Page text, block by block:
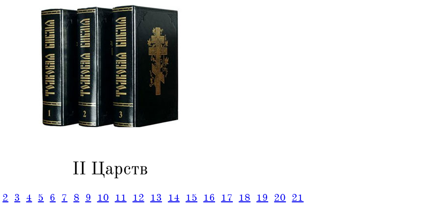
II Царств
2 3 4 5 6 7 8 9 10 11 12 13 14 15 16 17 18 19 20 21